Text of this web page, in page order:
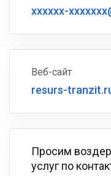
xxxxxx-
Веб-сайт
resurs-
Просим
услуг по